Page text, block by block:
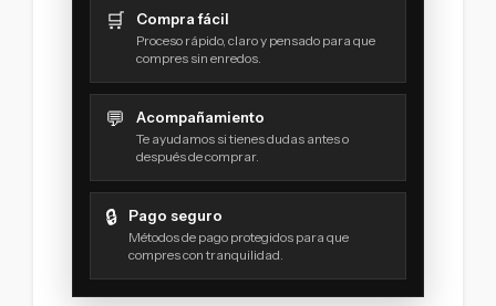
🛒 Compra fácil
Proceso rápido, claro y pensado para que
compres sin enredos.
💬 Acompañamiento
Te ayudamos si tienes dudas antes o
después de comprar.
🔒 Pago seguro
Métodos de pago protegidos para que
compres con tranquilidad.